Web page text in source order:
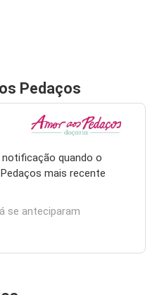
Pedaços
notificação quando o
mais recente
se anteciparam